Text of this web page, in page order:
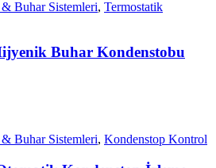
Buhar Sistemleri, Termostatik
Buhar Kondenstobu
Buhar Sistemleri, Kondenstop Kontrol